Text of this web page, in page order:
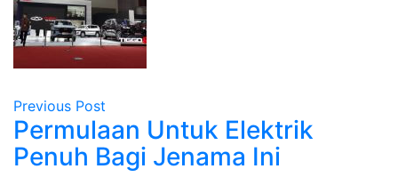
Previous Post
Permulaan Untuk Elektrik
Penuh Bagi Jenama Ini